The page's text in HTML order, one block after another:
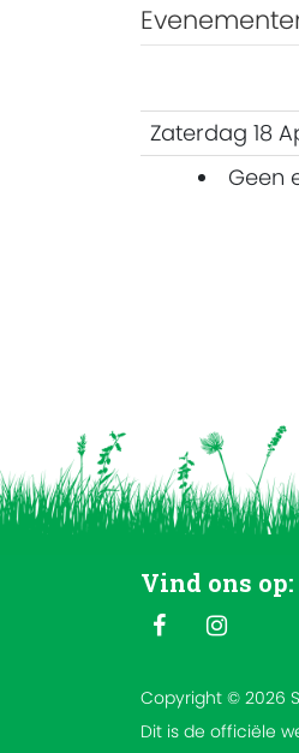
Zaterdag 18
Geen
Vind ons op:
Copyright © 2026
Dit is de officiële